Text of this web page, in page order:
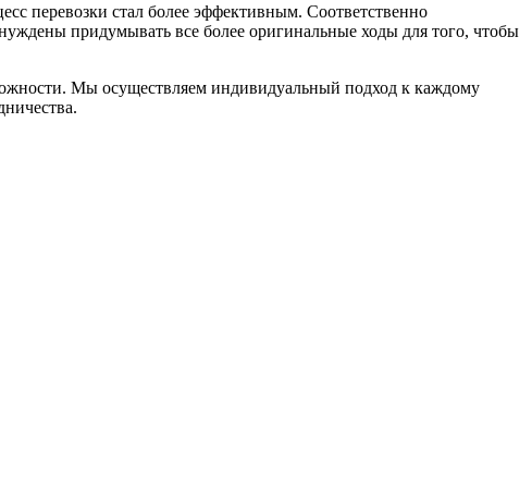
перевозки стал более эффективным. Соответственно
придумывать все более оригинальные ходы для того, чтобы
Мы осуществляем индивидуальный подход к каждому